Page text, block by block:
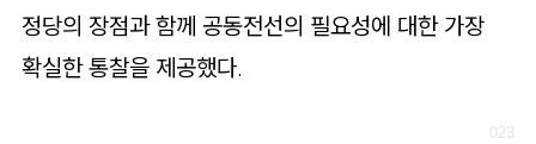
정당의 장점과 함께 공동전선의 필요성에 대한 가장
확실한 통찰을 제공했다.